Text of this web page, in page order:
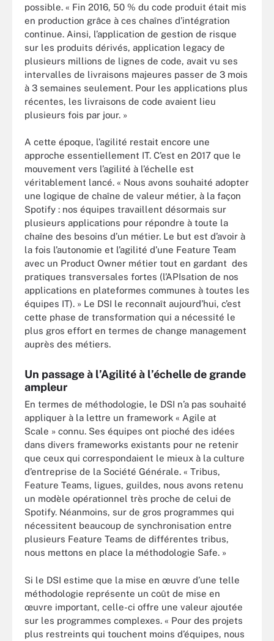
possible. « Fin 2016, 50 % du code produit était mis
en production grâce à ces chaînes d’intégration
continue. Ainsi, l’application de gestion de risque
sur les produits dérivés, application legacy de
plusieurs millions de lignes de code, avait vu ses
intervalles de livraisons majeures passer de 3 mois
à 3 semaines seulement. Pour les applications plus
récentes, les livraisons de code avaient lieu
plusieurs fois par jour. »
A cette époque, l’agilité restait encore une
approche essentiellement IT. C’est en 2017 que le
mouvement vers l’agilité à l’échelle est
véritablement lancé. « Nous avons souhaité adopter
une logique de chaîne de valeur métier, à la façon
Spotify : nos équipes travaillent désormais sur
plusieurs applications pour répondre à toute la
chaîne des besoins d’un métier. Le but est d’avoir à
la fois l’autonomie et l’agilité d’une Feature Team
avec un Product Owner métier tout en gardant des
pratiques transversales fortes (l’APIsation de nos
applications en plateformes communes à toutes les
équipes IT). » Le DSI le reconnaît aujourd’hui, c’est
cette phase de transformation qui a nécessité le
plus gros effort en termes de change management
auprès des métiers.
Un passage à l’Agilité à l’échelle de grande
ampleur
En termes de méthodologie, le DSI n’a pas souhaité
appliquer à la lettre un framework « Agile at
Scale » connu. Ses équipes ont pioché des idées
dans divers frameworks existants pour ne retenir
que ceux qui correspondaient le mieux à la culture
d’entreprise de la Société Générale. « Tribus,
Feature Teams, ligues, guildes, nous avons retenu
un modèle opérationnel très proche de celui de
Spotify. Néanmoins, sur de gros programmes qui
nécessitent beaucoup de synchronisation entre
plusieurs Feature Teams de différentes tribus,
nous mettons en place la méthodologie Safe. »
Si le DSI estime que la mise en œuvre d’une telle
méthodologie représente un coût de mise en
œuvre important, celle-ci offre une valeur ajoutée
sur les programmes complexes. « Pour des projets
plus restreints qui touchent moins d’équipes, nous